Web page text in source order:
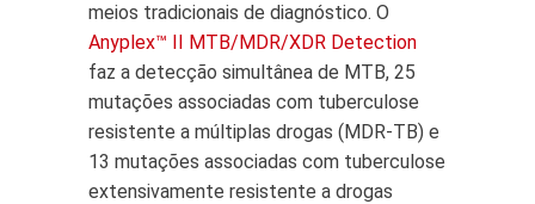
meios tradicionais de diagnóstico. O
Anyplex™ II MTB/MDR/XDR Detection
faz a detecção simultânea de MTB, 25
mutações associadas com tuberculose
resistente a múltiplas drogas (MDR-TB) e
13 mutações associadas com tuberculose
extensivamente resistente a drogas